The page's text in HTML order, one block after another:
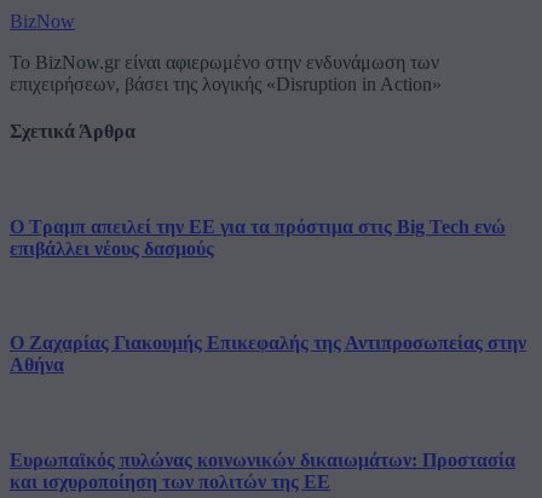
BizNow
Το BizNow.gr είναι αφιερωμένο στην ενδυνάμωση των
επιχειρήσεων, βάσει της λογικής «Disruption in Action»
Σχετικά Άρθρα
Ο Τραμπ απειλεί την ΕΕ για τα πρόστιμα στις Big Tech ενώ
επιβάλλει νέους δασμούς
O Ζαχαρίας Γιακουμής Επικεφαλής της Αντιπροσωπείας στην
Αθήνα
Ευρωπαϊκός πυλώνας κοινωνικών δικαιωμάτων: Προστασία
και ισχυροποίηση των πολιτών της ΕΕ